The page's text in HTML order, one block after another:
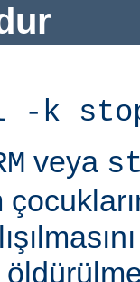
-k
veya